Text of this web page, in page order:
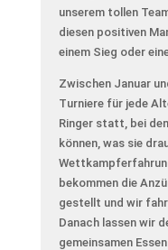
unserem tollen
diesen positiven
einem Sieg oder
Zwischen Januar
Turniere für jede
Ringer statt, bei
können, was sie
bekommen die
gestellt und wir
Danach lassen wir
gemeinsamen